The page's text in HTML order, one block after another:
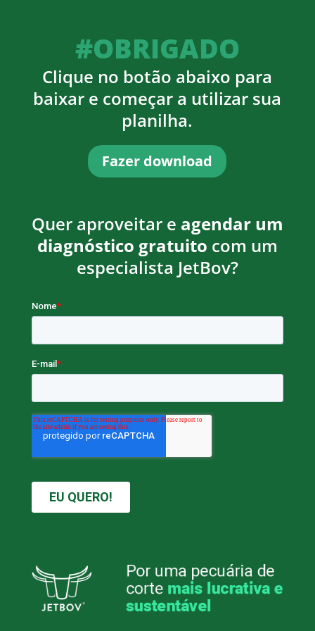
#OBRIGADO
Clique no botão abaixo para
baixar e começar a utilizar sua
planilha.
Fazer download
Quer aproveitar e agendar um
diagnóstico gratuito com um
especialista JetBov?